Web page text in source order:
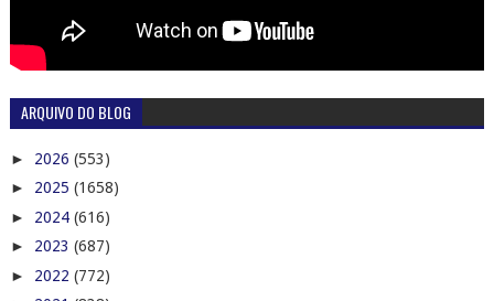
ARQUIVO DO BLOG
► 2026 (553)
► 2025 (1658)
► 2024 (616)
► 2023 (687)
► 2022 (772)